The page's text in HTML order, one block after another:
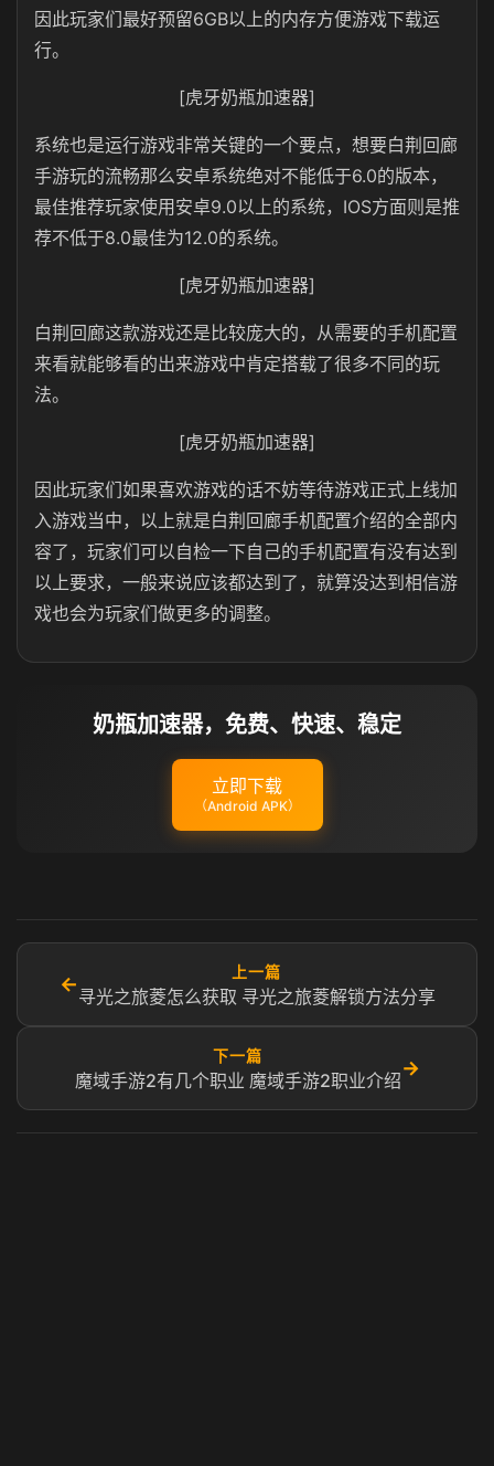
因此玩家们最好预留6GB以上的内存方便游戏下载运
行。
[虎牙奶瓶加速器]
系统也是运行游戏非常关键的一个要点，想要白荆回廊
手游玩的流畅那么安卓系统绝对不能低于6.0的版本，
最佳推荐玩家使用安卓9.0以上的系统，IOS方面则是推
荐不低于8.0最佳为12.0的系统。
[虎牙奶瓶加速器]
白荆回廊这款游戏还是比较庞大的，从需要的手机配置
来看就能够看的出来游戏中肯定搭载了很多不同的玩
法。
[虎牙奶瓶加速器]
因此玩家们如果喜欢游戏的话不妨等待游戏正式上线加
入游戏当中，以上就是白荆回廊手机配置介绍的全部内
容了，玩家们可以自检一下自己的手机配置有没有达到
以上要求，一般来说应该都达到了，就算没达到相信游
戏也会为玩家们做更多的调整。
奶瓶加速器，免费、快速、稳定
立即下载
（Android APK）
←
上一篇
寻光之旅菱怎么获取​​ 寻光之旅菱解锁方法分享
下一篇
魔域手游2有几个职业 魔域手游2职业介绍
→